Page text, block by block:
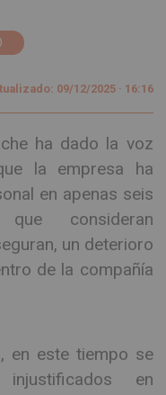
09/12/2025 · 16:16
ha dado la voz
la empresa ha
en apenas seis
consideran
un deterioro
de la compañía
en este tiempo se
en